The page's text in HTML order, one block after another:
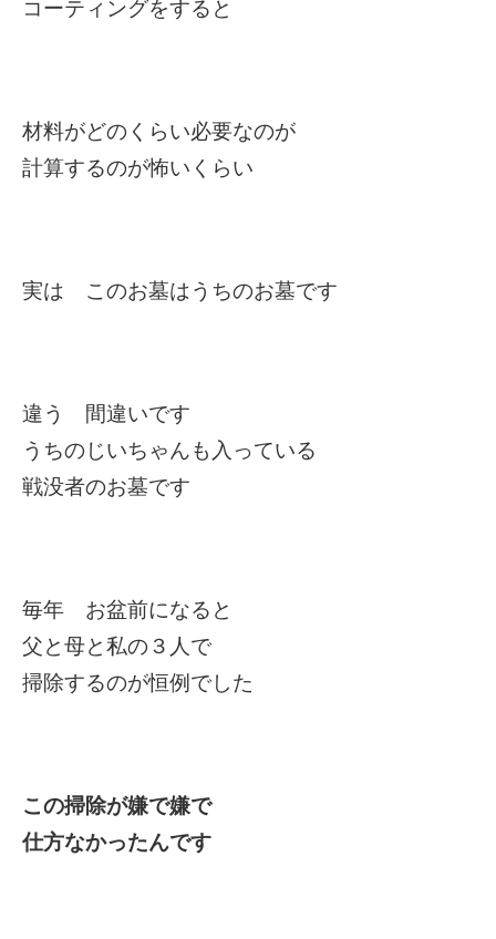
コーティングをすると
材料がどのくらい必要なのが
計算するのが怖いくらい
実は このお墓はうちのお墓です
違う 間違いです
うちのじいちゃんも入っている
戦没者のお墓です
毎年 お盆前になると
父と母と私の３人で
掃除するのが恒例でした
この掃除が嫌で嫌で
仕方なかったんです